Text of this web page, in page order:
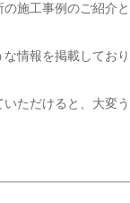
施工事例のご紹介
情報を掲載してお
いただけると、大変